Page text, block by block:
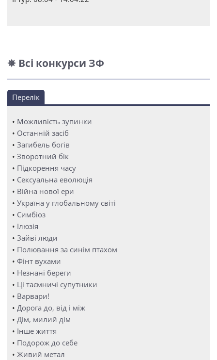
✵ Всі конкурси ЗФ
Перелік
• Можливість зупинки
• Останній засіб
• Загибель богів
• Зворотний бік
• Підкорення часу
• Сексуальна еволюція
• Війна нової ери
• Україна у глобальному світі
• Симбіоз
• Ілюзія
• Зайві люди
• Полювання за синім птахом
• Фінт вухами
• Незнані береги
• Ці таємничі супутники
• Варвари!
• Дорога до, від і між
• Дім, милий дім
• Інше життя
• Подорож до себе
• Живий метал